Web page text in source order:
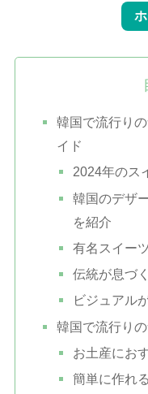
韓国で流行り
イド
2024年のス
韓国のデザ
を紹介
有名スイー
伝統が息づ
ビジュアル
韓国で流行り
お土産にお
簡単に作れ